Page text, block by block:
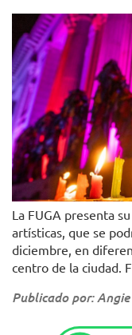
La FUGA presenta
artísticas, que se
diciembre, en
centro de la ciudad.
Publicado por: Angie